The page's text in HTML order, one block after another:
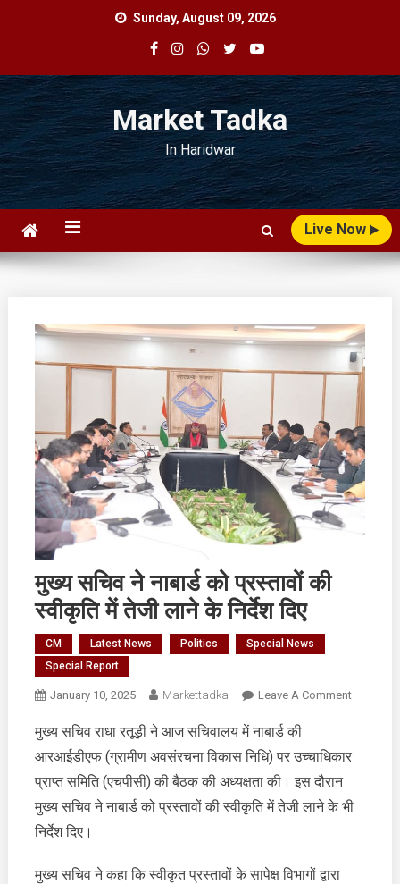
Sunday, August 09, 2026
Market Tadka
In Haridwar
Live Now
मुख्य सचिव ने नाबार्ड को प्रस्तावों की
स्वीकृति में तेजी लाने के निर्देश दिए
CM Latest News Politics
Special News
Special Report
January 10, 2025 Markettadka Leave A CommentOn
ने
को
मुख्य सचिव राधा रतूड़ी ने आज सचिवालय में नाबार्ड की
आरआईडीएफ (ग्रामीण अवसंरचना विकास निधि) पर उच्चाधिकार
प्राप्त समिति (एचपीसी) की बैठक की अध्यक्षता की। इस दौरान
मुख्य सचिव ने नाबार्ड को प्रस्तावों की स्वीकृति में तेजी लाने के भी
निर्देश दिए।
मुख्य सचिव ने कहा कि स्वीकृत प्रस्तावों के सापेक्ष विभागों द्वारा